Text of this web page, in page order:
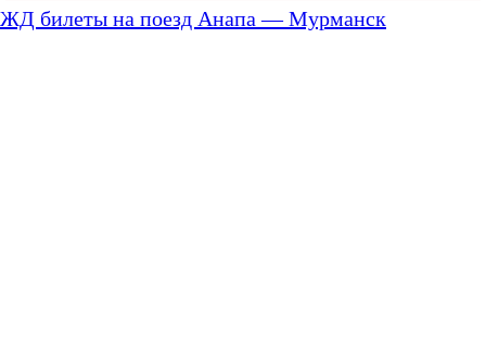
ЖД билеты на поезд Анапа — Мурманск